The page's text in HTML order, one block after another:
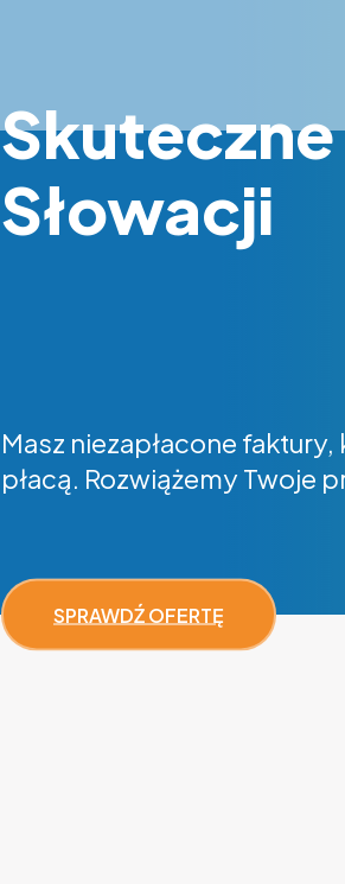
Słowacji
Masz niezapłacone
płacą. Rozwiążemy Twoje
SPRAWDŹ OFERTĘ